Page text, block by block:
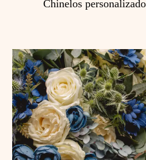
Chinelos